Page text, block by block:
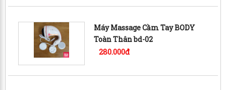
Máy Massage Cầm Tay BODY
Toàn Thân bd-02
280.000đ